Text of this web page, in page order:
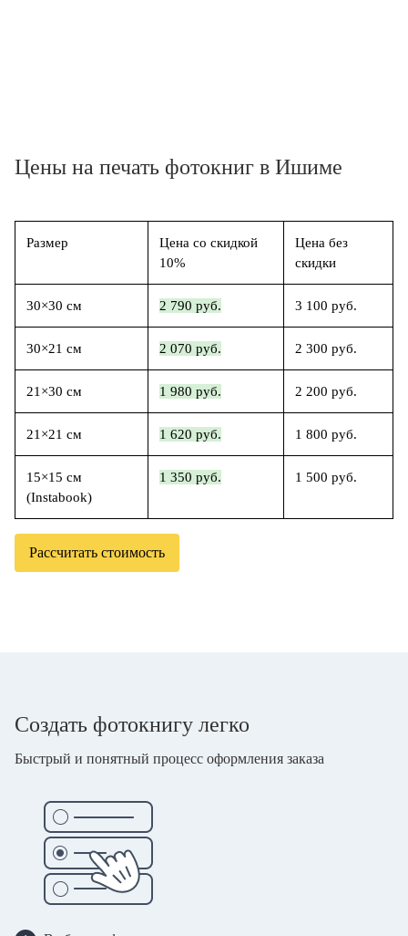
Цены на печать фотокниг в Ишиме
Размер
Цена со скидкой
10%
Цена без
скидки
30×30 см 2 790 руб. 3 100 руб.
30×21 см 2 070 руб. 2 300 руб.
21×30 см 1 980 руб. 2 200 руб.
21×21 см 1 620 руб. 1 800 руб.
15×15 см
(Instabook)
1 350 руб. 1 500 руб.
Рассчитать стоимость
Создать фотокнигу легко
Быстрый и понятный процесс оформления заказа